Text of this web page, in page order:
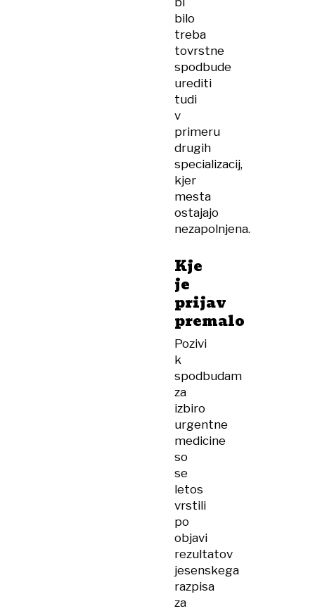
bilo
treba
tovrstne
spodbude
urediti
tudi
v
primeru
drugih
specializacij,
kjer
mesta
ostajajo
nezapolnjena.
Kje
je
prijav
premalo
Pozivi
k
spodbudam
za
izbiro
urgentne
medicine
so
se
letos
vrstili
po
objavi
rezultatov
jesenskega
razpisa
za